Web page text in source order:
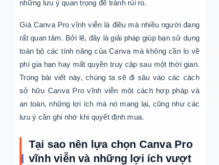
những lưu ý quan trọng để tránh rủi ro.
Giá Canva Pro vĩnh viễn là điều mà nhiều người đang
rất quan tâm. Bởi lẽ, đây là giải pháp giúp bạn sử dụng
toàn bộ các tính năng của Canva mà không cần lo về
phí gia hạn hay mất quyền truy cập sau một thời gian.
Trong bài viết này, chúng ta sẽ đi sâu vào các cách
sở hữu Canva Pro vĩnh viễn một cách hợp pháp và
an toàn, những lợi ích mà nó mang lại, cũng như các
lưu ý cần ghi nhớ khi quyết định mua.
Tại sao nên lựa chọn Canva Pro
vĩnh viễn và những lợi ích vượt